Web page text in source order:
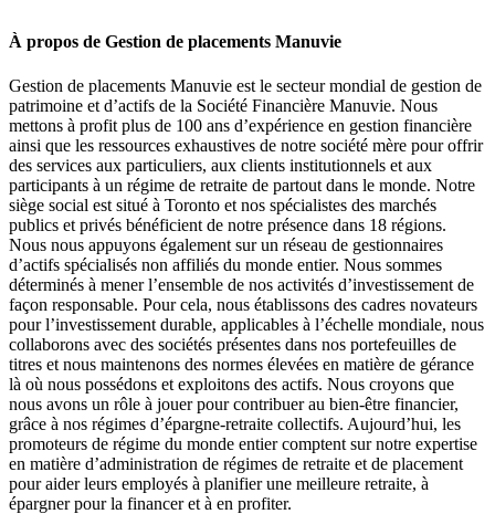
À propos de Gestion de placements Manuvie
Gestion de placements Manuvie est le secteur mondial de gestion de
patrimoine et d’actifs de la Société Financière Manuvie. Nous
mettons à profit plus de 100 ans d’expérience en gestion financière
ainsi que les ressources exhaustives de notre société mère pour offrir
des services aux particuliers, aux clients institutionnels et aux
participants à un régime de retraite de partout dans le monde. Notre
siège social est situé à Toronto et nos spécialistes des marchés
publics et privés bénéficient de notre présence dans 18 régions.
Nous nous appuyons également sur un réseau de gestionnaires
d’actifs spécialisés non affiliés du monde entier. Nous sommes
déterminés à mener l’ensemble de nos activités d’investissement de
façon responsable. Pour cela, nous établissons des cadres novateurs
pour l’investissement durable, applicables à l’échelle mondiale, nous
collaborons avec des sociétés présentes dans nos portefeuilles de
titres et nous maintenons des normes élevées en matière de gérance
là où nous possédons et exploitons des actifs. Nous croyons que
nous avons un rôle à jouer pour contribuer au bien-être financier,
grâce à nos régimes d’épargne-retraite collectifs. Aujourd’hui, les
promoteurs de régime du monde entier comptent sur notre expertise
en matière d’administration de régimes de retraite et de placement
pour aider leurs employés à planifier une meilleure retraite, à
épargner pour la financer et à en profiter.